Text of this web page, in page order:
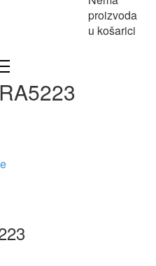
proizvoda
u košarici